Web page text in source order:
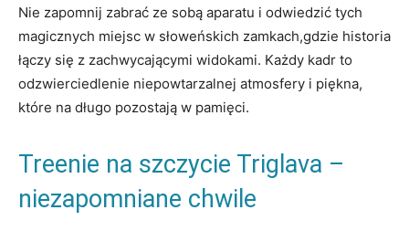
Nie zapomnij zabrać ze ⁤sobą aparatu i odwiedzić tych
magicznych ‍miejsc w słoweńskich ‍zamkach,gdzie ​historia
łączy⁣ się z zachwycającymi widokami. Każdy kadr to
odzwierciedlenie niepowtarzalnej atmosfery‍ i piękna,
które na długo ⁣pozostają w pamięci.
Treenie na szczycie Triglava –
niezapomniane chwile